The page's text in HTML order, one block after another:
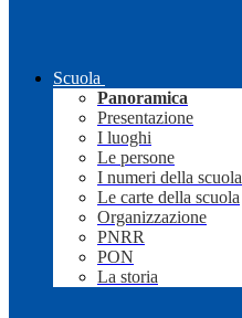
Scuola
Panoramica
Presentazione
I luoghi
Le persone
I numeri della scuola
Le carte della scuola
Organizzazione
PNRR
PON
La storia